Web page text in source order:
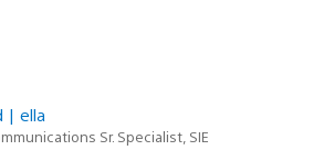
| ella
Sr. Specialist, SIE